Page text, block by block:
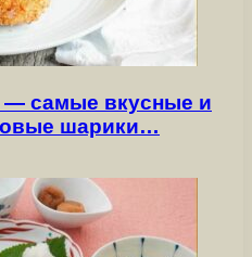
— самые вкусные и
шарики…